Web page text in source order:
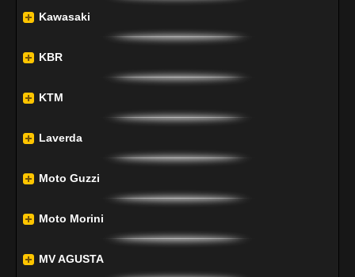
Kawasaki
KBR
KTM
Laverda
Moto Guzzi
Moto Morini
MV AGUSTA